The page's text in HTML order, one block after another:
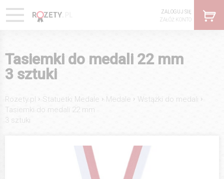
ZALOGUJ SIĘ
ZAŁÓŻ KONTO
Tasiemki do medali 22 mm
3 sztuki
Rozety.pl › Statuetki Medale › Medale › Wstążki do medali ›
Tasiemki do medali 22 mm
3 sztuki